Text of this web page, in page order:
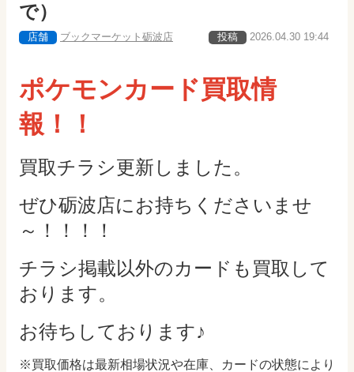
で）
店舗 ブックマーケット砺波店 投稿 2026.04.30 19:44
ポケモンカード買取情
報！！
買取チラシ更新しました。
ぜひ砺波店にお持ちくださいませ
～！！！！
チラシ掲載以外のカードも買取して
おります。
お待ちしております♪
※買取価格は最新相場状況や在庫、カードの状態により